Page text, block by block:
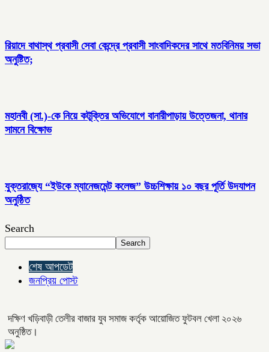
রিয়াদে বাথাস্থ প্রবাসী সেবা কেন্দ্রে প্রবাসী সাংবাদিকদের সাথে মতবিনিময় সভা
অনুষ্টিত;
মহানবী (সা.)-কে নিয়ে কটূক্তির অভিযোগে বানারীপাড়ায় উত্তেজনা, থানার
সামনে বিক্ষোভ
যুক্তরাজ্যে “ইউকে ম্যানেজমেন্ট কলেজ” উচ্চশিক্ষায় ১০ বছর পূর্তি উদযাপন
অনুষ্ঠিত
Search
Search
শেষ আপডেট
জনপ্রিয় পোস্ট
দক্ষিণ খড়িবাড়ী তেলীর বাজার যুব সমাজ কর্তৃক আয়োজিত ফুটবল খেলা ২০২৬
অনুষ্ঠিত।